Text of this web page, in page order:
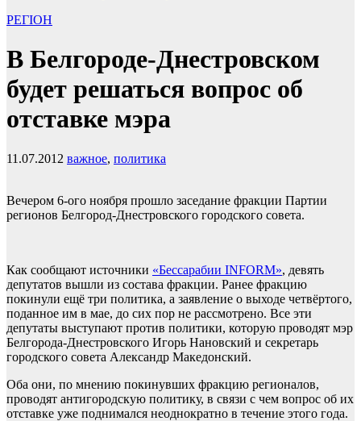
РЕГІОН
В Белгороде-Днестровском
будет решаться вопрос об
отставке мэра
11.07.2012 важное, политика
Вечером 6-ого ноября прошло заседание фракции Партии
регионов Белгород-Днестровского городского совета.
Как сообщают источники «Бессарабии INFORM», девять
депутатов вышли из состава фракции. Ранее фракцию
покинули ещё три политика, а заявление о выходе четвёртого,
поданное им в мае, до сих пор не рассмотрено. Все эти
депутаты выступают против политики, которую проводят мэр
Белгорода-Днестровского Игорь Нановский и секретарь
городского совета Александр Македонский.
Оба они, по мнению покинувших фракцию регионалов,
проводят антигородскую политику, в связи с чем вопрос об их
отставке уже поднимался неоднократно в течение этого года.